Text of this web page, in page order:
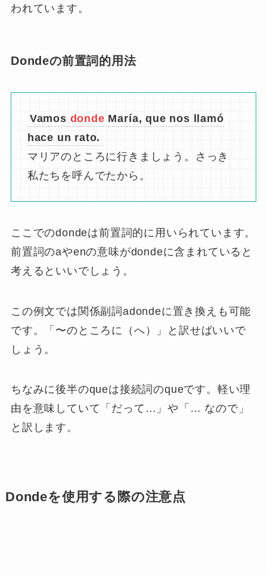
われています。
Dondeの前置詞的用法
Vamos donde María, que nos llamó
hace un rato.
マリアのところに行きましょう。さっき
私たちを呼んでたから。
ここでのdondeは前置詞的に用いられています。
前置詞のaやenの意味がdondeに含まれていると
考えるといいでしょう。
この例文では関係副詞adondeに置き換えも可能
です。「〜のところに（へ）」と訳せばいいで
しょう。
ちなみに後半のqueは接続詞のqueです。軽い理
由を意味していて「だって…」や「… なので」
と訳します。
Dondeを使用する際の注意点